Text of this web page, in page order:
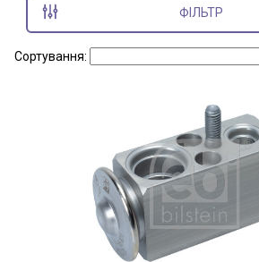
Hummer
Показати всі марки
ФІЛЬТР
Сортування: